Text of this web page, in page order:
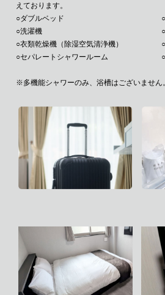
えております。
○ダブルベッド
○洗濯機
○衣類乾燥機（除湿空気清浄機）
○セパレートシャワールーム
※多機能シャワーのみ、浴槽はございません